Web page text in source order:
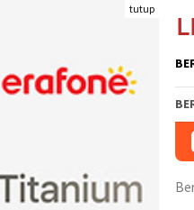
tutup
Kuota Pengiriman